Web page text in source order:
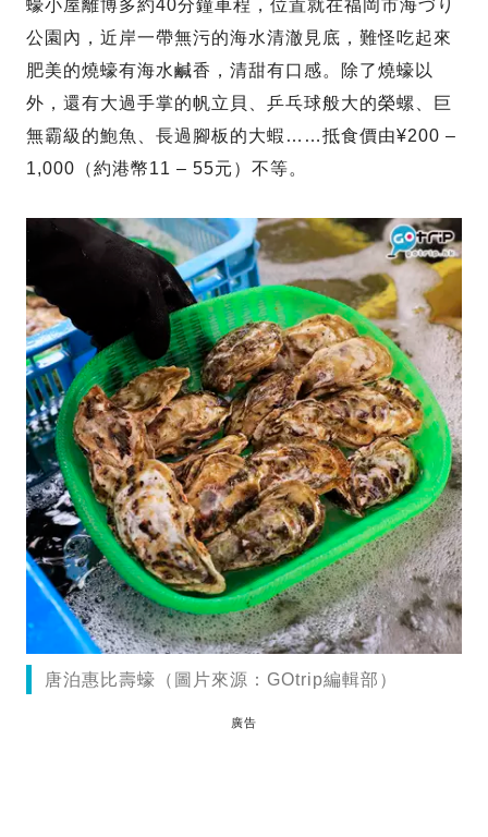
蠔小屋離博多約40分鐘車程，位置就在福岡市海づり
公園內，近岸一帶無污的海水清澈見底，難怪吃起來
肥美的燒蠔有海水鹹香，清甜有口感。除了燒蠔以
外，還有大過手掌的帆立貝、乒乓球般大的榮螺、巨
無霸級的鮑魚、長過腳板的大蝦……抵食價由¥200 –
1,000（約港幣11 – 55元）不等。
唐泊惠比壽蠔（圖片來源：GOtrip編輯部）
廣告